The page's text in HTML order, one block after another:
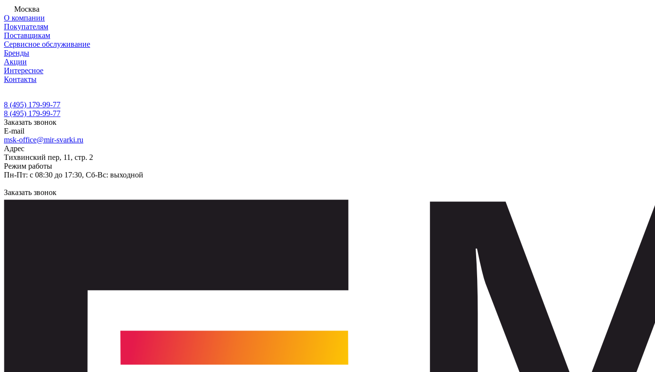
Москва
О компании
Покупателям
Поставщикам
Сервисное обслуживание
Бренды
Акции
Интересное
Контакты
8 (495) 179-99-77
8 (495) 179-99-77
Заказать звонок
E-mail
msk-office@mir-svarki.ru
Адрес
Тихвинский пер, 11, стр. 2
Режим работы
Пн-Пт: с 08:30 до 17:30, Сб-Вс: выходной
Заказать звонок